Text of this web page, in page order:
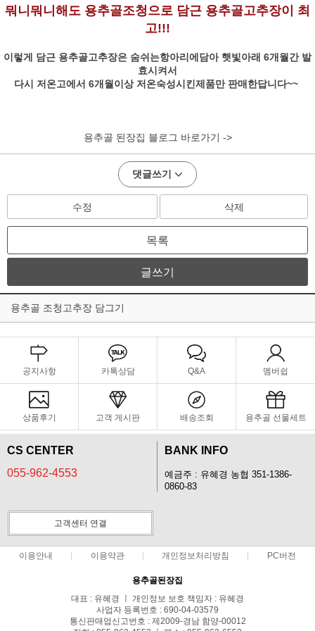
뭐니뭐니해도 용추골조청으로 담근 용추골고추장이 최
고!!!​
이렇게 담근 용추골고추장은 숨쉬는항아리에담아 햇빛아래 6개월간 발
효시켜서
다시 저온고에서 6개월이상 저온숙성시킨제품만 판매한답니다~~ ​
용추골 된장집 블로그 바로가기 ->
댓글쓰기
수정 삭제
목록
글쓰기
용추골 조청고추장 담그기
공지사항 카톡상담 Q&A 멤버쉽
상품후기 고객 게시판 배송조회 용추골 선물세트
CS CENTER
055-962-4553
BANK INFO
예금주 : 유혜경 농협 351-1386-
0860-83
고객센터 연결
이용안내 이용약관 개인정보처리방침 PC버전
용추골된장집
대표 : 유혜경 ㅣ 개인정보 보호 책임자 : 유혜경
사업자 등록번호 : 690-04-03579
통신판매업신고번호 : 제2009-경남 함양-00012